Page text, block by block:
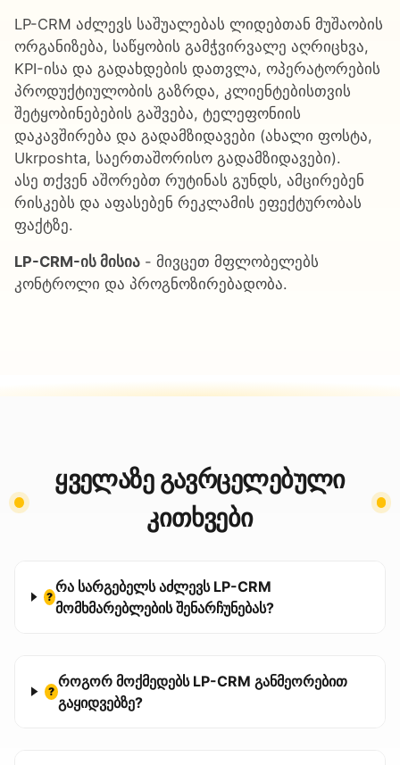
LP-CRM აძლევს საშუალებას ლიდებთან მუშაობის
ორგანიზება, საწყობის გამჭვირვალე აღრიცხვა,
KPI-ისა და გადახდების დათვლა, ოპერატორების
პროდუქტიულობის გაზრდა, კლიენტებისთვის
შეტყობინებების გაშვება, ტელეფონიის
დაკავშირება და გადამზიდავები (ახალი ფოსტა,
Ukrposhta, საერთაშორისო გადამზიდავები).
ასე თქვენ აშორებთ რუტინას გუნდს, ამცირებენ
რისკებს და აფასებენ რეკლამის ეფექტურობას
ფაქტზე.
LP-CRM-ის მისია - მივცეთ მფლობელებს
კონტროლი და პროგნოზირებადობა.
ყველაზე გავრცელებული
კითხვები
?
რა სარგებელს აძლევს LP-CRM
მომხმარებლების შენარჩუნებას?
?
როგორ მოქმედებს LP-CRM განმეორებით
გაყიდვებზე?